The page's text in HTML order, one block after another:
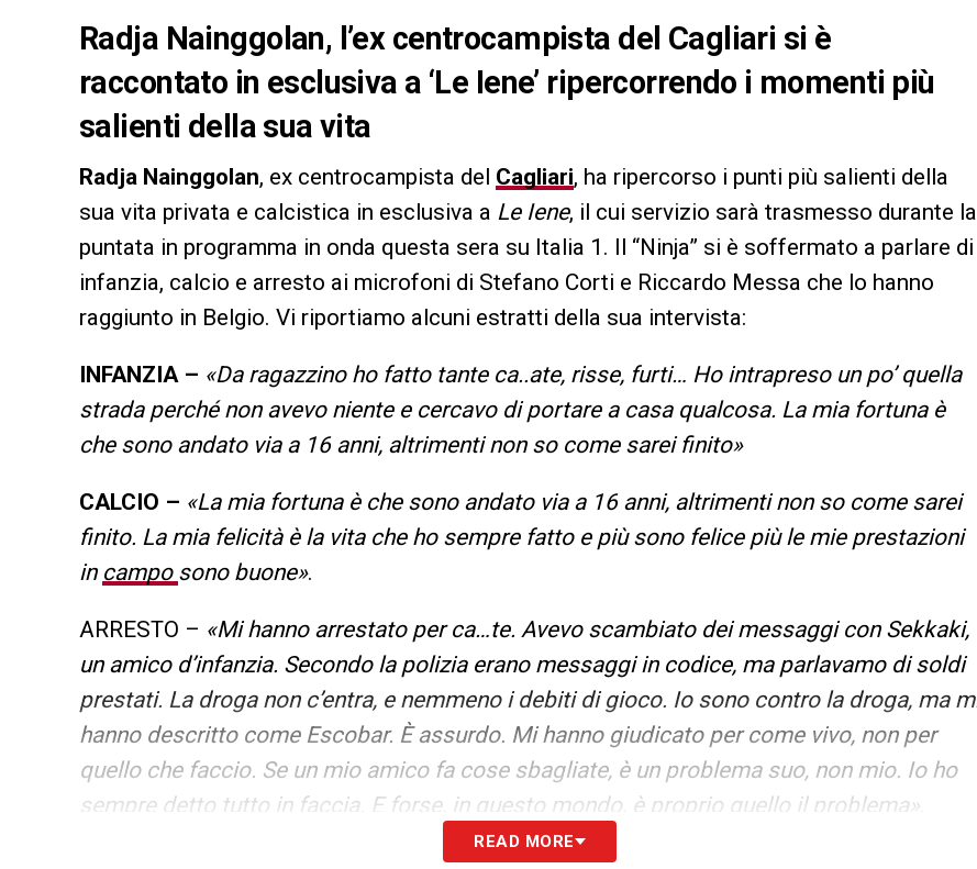
Radja Nainggolan, l’ex centrocampista del Cagliari si è
raccontato in esclusiva a ‘Le Iene’ ripercorrendo i momenti più
salienti della sua vita
Radja Nainggolan, ex centrocampista del Cagliari, ha ripercorso i punti più salienti della
sua vita privata e calcistica in esclusiva a Le Iene, il cui servizio sarà trasmesso durante la
puntata in programma in onda questa sera su Italia 1. Il “Ninja” si è soffermato a parlare di
infanzia, calcio e arresto ai microfoni di Stefano Corti e Riccardo Messa che lo hanno
raggiunto in Belgio. Vi riportiamo alcuni estratti della sua intervista:
INFANZIA – «Da ragazzino ho fatto tante ca..ate, risse, furti… Ho intrapreso un po’ quella
strada perché non avevo niente e cercavo di portare a casa qualcosa. La mia fortuna è
che sono andato via a 16 anni, altrimenti non so come sarei finito»
CALCIO – «La mia fortuna è che sono andato via a 16 anni, altrimenti non so come sarei
finito. La mia felicità è la vita che ho sempre fatto e più sono felice più le mie prestazioni
in campo sono buone».
ARRESTO – «Mi hanno arrestato per ca…te. Avevo scambiato dei messaggi con Sekkaki,
un amico d’infanzia. Secondo la polizia erano messaggi in codice, ma parlavamo di soldi
prestati. La droga non c’entra, e nemmeno i debiti di gioco. Io sono contro la droga, ma
hanno descritto come Escobar. È assurdo. Mi hanno giudicato per come vivo, non per
quello che faccio. Se un mio amico fa cose sbagliate, è un problema suo, non mio. Io ho
sempre detto tutto in faccia. E forse, in questo mondo, è proprio quello il problema»
READ MORE